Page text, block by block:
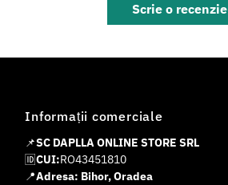
Scrie o recenzie
Informații comerciale
📌SC DAPLLA ONLINE STORE SRL
🆔CUI:RO43451810
📍Adresa: Bihor, Oradea